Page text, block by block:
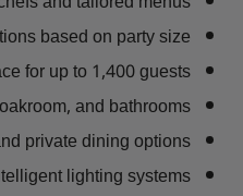
based on party size
for up to 1,400 guests
and bathrooms
private dining options
lighting systems